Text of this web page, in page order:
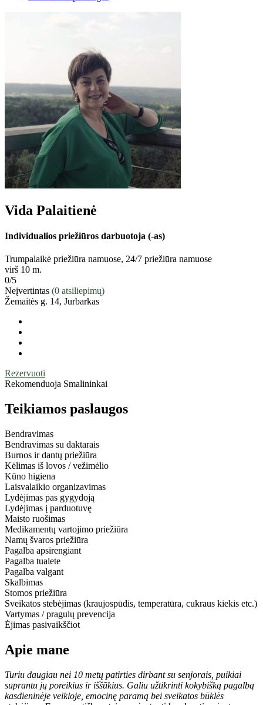
Vida Palaitienė
Individualios priežiūros darbuotoja (-as)
Trumpalaikė priežiūra namuose, 24/7 priežiūra namuose
virš 10 m.
0/5
Neįvertintas (0 atsiliepimų)
Žemaitės g. 14, Jurbarkas
Rezervuoti
Rekomenduoja Smalininkai
Teikiamos paslaugos
Bendravimas
Bendravimas su daktarais
Burnos ir dantų priežiūra
Kėlimas iš lovos / vežimėlio
Kūno higiena
Laisvalaikio organizavimas
Lydėjimas pas gygydoją
Lydėjimas į parduotuvę
Maisto ruošimas
Medikamentų vartojimo priežiūra
Namų švaros priežiūra
Pagalba apsirengiant
Pagalba tualete
Pagalba valgant
Skalbimas
Stomos priežiūra
Sveikatos stebėjimas (kraujospūdis, temperatūra, cukraus kiekis etc.)
Vartymas / pragulų prevencija
Ėjimas pasivaikščiot
Apie mane
Turiu daugiau nei 10 metų patirties dirbant su senjorais, puikiai
suprantu jų poreikius ir iššūkius. Galiu užtikrinti kokybišką pagalbą
kasdieninėje veikloje, emocinę paramą bei sveikatos būklės